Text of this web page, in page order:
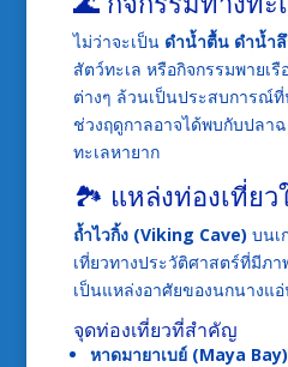
ไม่ว่าจะเป็น ดำน้ำตื้น ดำน้ำ
สัตว์ทะเล หรือกิจกรรมพายเ
ต่างๆ ล้วนเป็นประสบการณ์
ช่วงฤดูกาลอาจได้พบกับปลา
ทะเลหายาก
🏞️ แหล่งท่องเที่ยว
ถ้ำไวกิ้ง (Viking Cave) บนเ
เที่ยวทางประวัติศาสตร์ที่มีภ
เป็นแหล่งอาศัยของนกนางแ
จุดท่องเที่ยวที่สำคัญ
หาดมายาเบย์ (Maya Bay)